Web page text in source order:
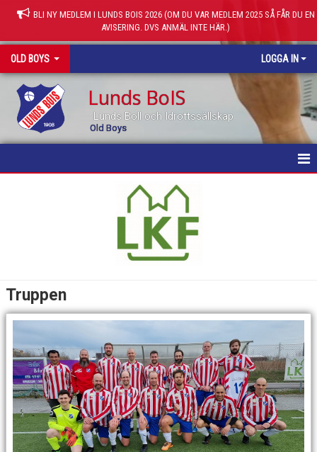
BLI NY MEDLEM I LUNDS BOIS 2026 (OM DU VAR MEDLEM 2025 SÅ FÅR DU EN
AVISERING. DVS ANMÄL INTE HÄR.)
OLD BOYS LOGGA IN
Lunds BoIS
Lunds Boll och Idrottssällskap
Old Boys
TRUPPEN
KONTAKT
Truppen